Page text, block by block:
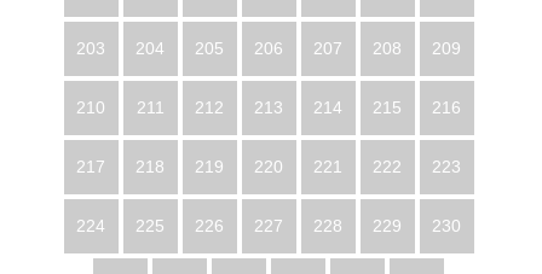
203 204 205 206 207 208 209
210 211 212 213 214 215 216
217 218 219 220 221 222 223
224 225 226 227 228 229 230